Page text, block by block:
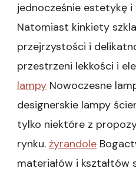
jednocześnie estetykę i
Natomiast kinkiety
przejrzystości i
przestrzeni lekkości i
lampy Nowoczesne
designerskie lampy
tylko niektóre z
rynku. żyrandole
materiałów i kształtów